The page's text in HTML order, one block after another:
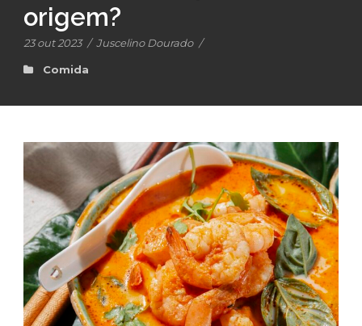
origem?
23 out 2023 / Juscelino Dourado /
Comida